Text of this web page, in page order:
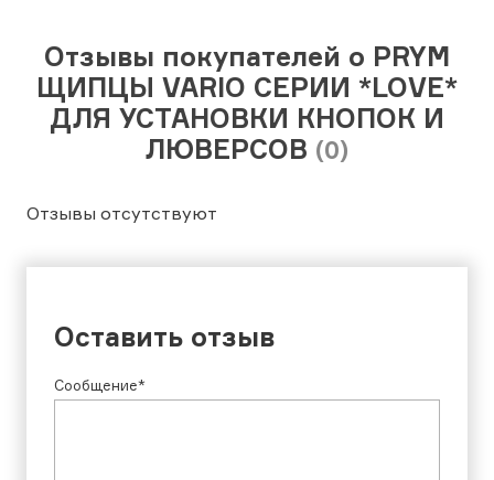
Отзывы покупателей о PRYM
ЩИПЦЫ VARIO СЕРИИ *LOVE*
ДЛЯ УСТАНОВКИ КНОПОК И
ЛЮВЕРСОВ (0)
Отзывы отсутствуют
Оставить отзыв
Сообщение*